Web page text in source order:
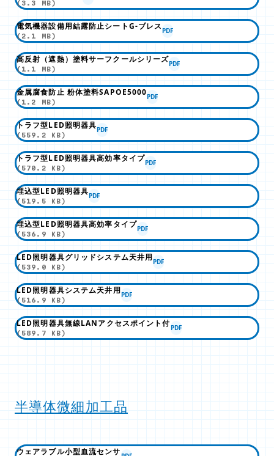
(3.3 MB)
電気機器設備用結露防止シートG-ブレス
(2.1 MB)
PDF
高反射（遮熱）塗料サーフクールシリーズ
(1.1 MB)
PDF
金属腐食防止 粉体塗料SAPOE5000
(1.2 MB)
PDF
トラフ型LED照明器具
(559.2 KB)
PDF
トラフ型LED照明器具高効率タイプ
(570.2 KB)
PDF
埋込型LED照明器具
(519.5 KB)
PDF
埋込型LED照明器具高効率タイプ
(536.9 KB)
PDF
LED照明器具グリッドシステム天井用
(539.0 KB)
PDF
LED照明器具システム天井用
(516.9 KB)
PDF
LED照明器具無線LANアクセスポイント付
(589.7 KB)
PDF
半導体微細加工品
ウェアラブル小型血流センサ